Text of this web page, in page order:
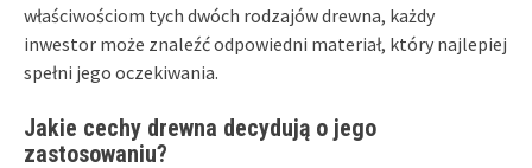
właściwościom tych dwóch rodzajów drewna, każdy
inwestor może znaleźć odpowiedni materiał, który najlepiej
spełni jego oczekiwania.
Jakie cechy drewna decydują o jego
zastosowaniu?